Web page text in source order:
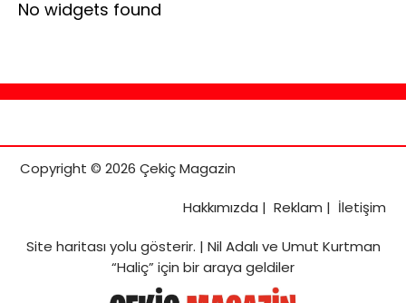
No widgets found
Copyright © 2026 Çekiç Magazin
Hakkımızda | Reklam | İletişim
Site haritasıyolu gösterir. | Nil Adalı ve Umut Kurtman
“Haliç” için bir araya geldiler